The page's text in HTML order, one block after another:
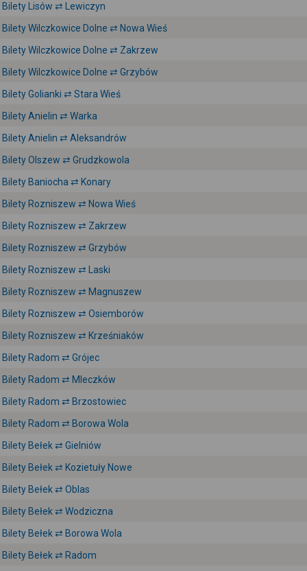
Bilety Lisów ⇄ Lewiczyn
Bilety Wilczkowice Dolne ⇄ Nowa Wieś
Bilety Wilczkowice Dolne ⇄ Zakrzew
Bilety Wilczkowice Dolne ⇄ Grzybów
Bilety Golianki ⇄ Stara Wieś
Bilety Anielin ⇄ Warka
Bilety Anielin ⇄ Aleksandrów
Bilety Olszew ⇄ Grudzkowola
Bilety Baniocha ⇄ Konary
Bilety Rozniszew ⇄ Nowa Wieś
Bilety Rozniszew ⇄ Zakrzew
Bilety Rozniszew ⇄ Grzybów
Bilety Rozniszew ⇄ Laski
Bilety Rozniszew ⇄ Magnuszew
Bilety Rozniszew ⇄ Osiemborów
Bilety Rozniszew ⇄ Krześniaków
Bilety Radom ⇄ Grójec
Bilety Radom ⇄ Mleczków
Bilety Radom ⇄ Brzostowiec
Bilety Radom ⇄ Borowa Wola
Bilety Bełek ⇄ Gielniów
Bilety Bełek ⇄ Kozietuły Nowe
Bilety Bełek ⇄ Oblas
Bilety Bełek ⇄ Wodziczna
Bilety Bełek ⇄ Borowa Wola
Bilety Bełek ⇄ Radom